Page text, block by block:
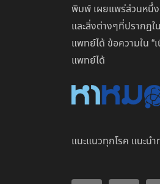
พิมพ์ เผยแพร่ส่วนหนึ่ง
และสิ่งต่างๆที่ปรากฏ
แพทย์ได้ ข้อความใน
แพทย์ได้
แนะแนวทุกโรค แนะน